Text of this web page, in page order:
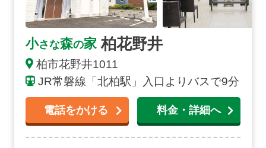
小さな森の家 柏花野井
柏市花野井1011
JR常磐線「北柏駅」入口よりバスで9分
電話をかける 料金・詳細へ